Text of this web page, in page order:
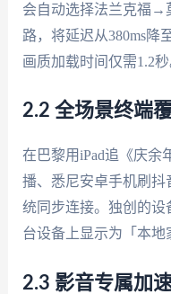
会自动选择法兰克福→
路，将延迟从380ms降
画质加载时间仅需1.2秒
2.2 全场景终端
在巴黎用iPad追《庆余
播、悉尼安卓手机刷抖
统同步连接。独创的设
台设备上显示为「本地
2.3 影音专属加